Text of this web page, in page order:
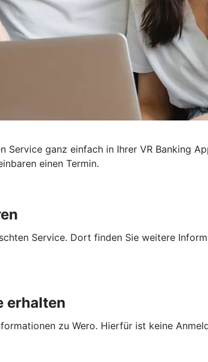
Service ganz einfach in Ihrer VR Banking
einen Termin.
Service. Dort finden Sie weitere
erhalten
zu Wero. Hierfür ist keine